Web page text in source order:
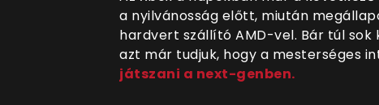
a nyilvánosság előtt, miután
hardvert szállító AMD-vel. Bár túl
azt már tudjuk, hogy a mesterséges
játszani a next-genben.